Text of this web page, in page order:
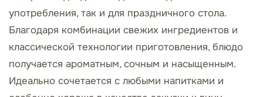
употребления, так и для праздничного стола.
Благодаря комбинации свежих ингредиентов и
классической технологии приготовления, блюдо
получается ароматным, сочным и насыщенным.
Идеально сочетается с любыми напитками и